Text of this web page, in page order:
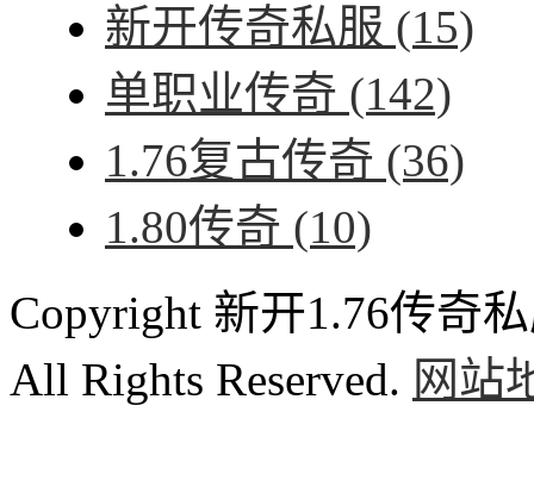
新开传奇私服 (15)
单职业传奇 (142)
1.76复古传奇 (36)
1.80传奇 (10)
Copyright 新开1.76传奇
All Rights Reserved. 网站